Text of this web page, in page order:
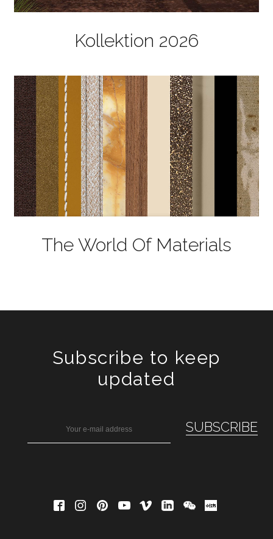
Kollektion 2026
The World Of Materials
Subscribe to keep
updated